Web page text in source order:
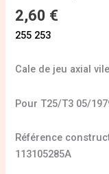
2,60 €
255 253
Cale de jeu axial
Pour T25/T3 05/
Référence
113105285A